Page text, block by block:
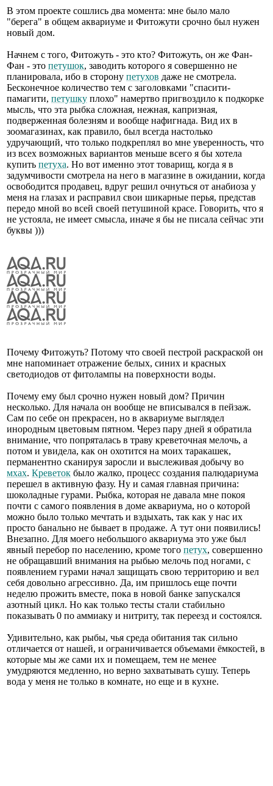
В этом проекте сошлись два момента: мне было мало
"берега" в общем аквариуме и Фитожути срочно был нужен
новый дом.
Начнем с того, Фитожуть - это кто? Фитожуть, он же Фан-
Фан - это петушок, заводить которого я совершенно не
планировала, ибо в сторону петухов даже не смотрела.
Бесконечное количество тем с заголовками "спасити-
памагити, петушку плохо" намертво пригвоздило к подкорке
мысль, что эта рыбка сложная, нежная, капризная,
подверженная болезням и вообще нафигнада. Вид их в
зоомагазинах, как правило, был всегда настолько
удручающий, что только подкреплял во мне уверенность, что
из всех возможных вариантов меньше всего я бы хотела
купить петуха. Но вот именно этот товарищ, когда я в
задумчивости смотрела на него в магазине в ожидании, когда
освободится продавец, вдруг решил очнуться от анабиоза у
меня на глазах и расправил свои шикарные перья, представ
передо мной во всей своей петушиной красе. Говорить, что я
не устояла, не имеет смысла, иначе я бы не писала сейчас эти
буквы )))
Почему Фитожуть? Потому что своей пестрой раскраской он
мне напоминает отражение белых, синих и красных
светодиодов от фитолампы на поверхности воды.
Почему ему был срочно нужен новый дом? Причин
несколько. Для начала он вообще не вписывался в пейзаж.
Сам по себе он прекрасен, но в аквариуме выглядел
инородным цветовым пятном. Через пару дней я обратила
внимание, что попряталась в траву креветочная мелочь, а
потом и увидела, как он охотится на моих таракашек,
перманентно сканируя заросли и выслеживая добычу во
мхах. Креветок было жалко, процесс создания палюдариума
перешел в активную фазу. Ну и самая главная причина:
шоколадные гурами. Рыбка, которая не давала мне покоя
почти с самого появления в доме аквариума, но о которой
можно было только мечтать и вздыхать, так как у нас их
просто банально не бывает в продаже. А тут они появились!
Внезапно. Для моего небольшого аквариума это уже был
явный перебор по населению, кроме того петух, совершенно
не обращавший внимания на рыбью мелочь под ногами, с
появлением гурами начал защищать свою территорию и вел
себя довольно агрессивно. Да, им пришлось еще почти
неделю прожить вместе, пока в новой банке запускался
азотный цикл. Но как только тесты стали стабильно
показывать 0 по аммиаку и нитриту, так переезд и состоялся.
Удивительно, как рыбы, чья среда обитания так сильно
отличается от нашей, и ограничивается объемами ёмкостей, в
которые мы же сами их и помещаем, тем не менее
умудряются медленно, но верно захватывать сушу. Теперь
вода у меня не только в комнате, но еще и в кухне.